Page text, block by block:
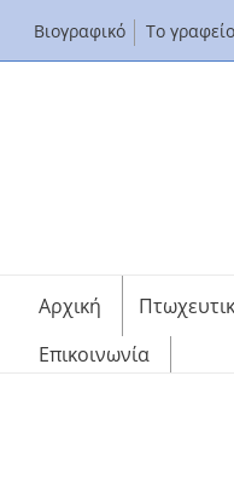
Βιογραφικό Το
Αρχική
Επικοινωνία